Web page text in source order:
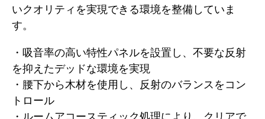
いクオリティを実現できる環境を整備していま
す。
・吸音率の高い特性パネルを設置し、不要な反射
を抑えたデッドな環境を実現
・腰下から木材を使用し、反射のバランスをコン
トロール
・ルームアコースティック処理により、クリアで